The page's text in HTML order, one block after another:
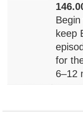
keep
for
6–12